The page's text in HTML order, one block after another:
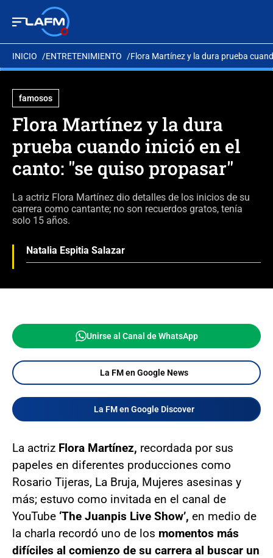
INICIO ENTRETENIMIENTO Flora Martínez y la dura prueba
famosos
Flora Martínez y la dura
prueba cuando inició en el
canto: "se quiso propasar"
La actriz Flora Martínez dio detalles de los inicios de su
carrera como cantante; no son recuerdos gratos, tenía
solo 15 años.
Natalia Espitia Salazar
Unirse al Canal de WhatsApp
La FM en Google News
La FM en Google Discover
La actriz Flora Martínez, recordada por sus
papeles en diferentes producciones como
Rosario Tijeras, La Bruja, Mujeres asesinas y
más; estuvo como invitada en el canal de
YouTube ‘The Juanpis Live Show’, en medio de
la charla recordó uno de los momentos más
difíciles al comienzo de su carrera al buscar un